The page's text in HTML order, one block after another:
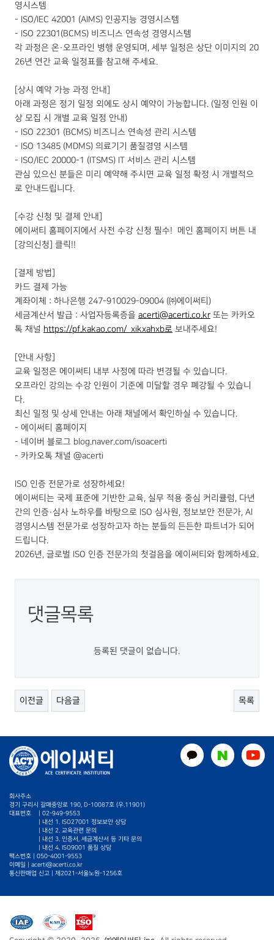
영시스템
- ISO/IEC 42001 (AIMS) 인공지능 경영시스템
- ISO 22301(BCMS) 비즈니스 연속성 경영시스템
각 과정은 온·오프라인 병행 운영되며, 세부 일정은 상단 이미지의 20
26년 연간 교육 일정표를 참고해 주세요.
[상시 예약 가능 과정 안내]
아래 과정은 정기 일정 외에도 상시 예약이 가능합니다. (일정 인원 이
상 모집 시 개별 교육 일정 안내)
- ISO 22301 (BCMS) 비즈니스 연속성 관리 시스템
- ISO 13485 (MDMS) 의료기기 품질경영 시스템
- ISO/IEC 20000-1 (ITSMS) IT 서비스 관리 시스템
관심 있으신 분들은 미리 예약해 주시면 교육 일정 확정 시 개별적으
로 안내드립니다.
[수강 신청 및 결제 안내]
에이써티 홈페이지에서 사전 수강 신청 필수! 메인 홈페이지 버튼 내
[강의신청] 클릭!!
[결제 방법]
카드 결제 가능
계좌이체 : 하나은행 247-910029-09004 (㈜에이써티)
세금계산서 발급 : 사업자등록증을 acerti@acerti.co.kr또는 카카오
톡 채널 https://pf.kakao.com/_xikxahxb로보내주세요!
[안내 사항]
교육 일정은 에이써티 내부 사정에 따라 변경될 수 있습니다.
오프라인 강의는 수강 인원이 기준에 미달할 경우 폐강될 수 있습니
다.
최신 일정 및 상세 안내는 아래 채널에서 확인하실 수 있습니다.
- 에이써티 홈페이지
- 네이버 블로그 blog.naver.com/isoacerti
- 카카오톡 채널 @acerti
ISO 인증 전문가로 성장하세요!
에이써티는 국제 표준에 기반한 교육, 실무 적용 중심 커리큘럼, 다년
간의 인증·심사 노하우를 바탕으로 ISO 심사원, 정보보안 전문가, AI
경영시스템 전문가로 성장하고자 하는 분들의 든든한 파트너가 되어
드립니다.
2026년, 글로벌 ISO 인증 전문가의 첫걸음을 에이써티와 함께하세요.
댓글목록
등록된 댓글이 없습니다.
이전글 다음글 목록
회사주소
경기 구리시 갈매중앙로 190, D-10087호 (우.11901)
대표번호
02-949-9553
| 내선 1. ISO27001 정보보안 상담
| 내선 2. 교육관련 문의
| 내선 3. 인증서, 세금계산서 등 기타 문의
| 내선 4. ISO9001 품질 상담
팩스번호 | 050-4001-9553
이메일 | acerti@acerti.co.kr
통신판매업 신고 | 제2021-서울노원-1256호